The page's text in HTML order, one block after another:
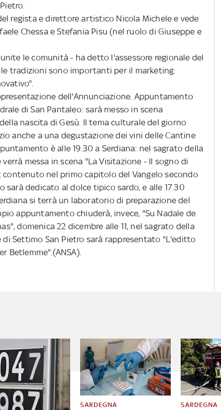
regista e direttore artistico Nicola Michele e vede
Chessa e Stefania Pisu (nel ruolo di Giuseppe e
le comunità - ha detto l'assessore regionale del
le tradizioni sono importanti per il marketing.
dell'Annunciazione. Appuntamento
di San Pantaleo: sarà messo in scena
nascita di Gesù. Il tema culturale del giorno
anche a una degustazione dei vini delle Cantine
è alle 19.30 a Serdiana: nel sagrato della
messa in scena "La Visitazione - Il sogno di
nel primo capitolo del Vangelo secondo
sarà dedicato al dolce tipico sardo, e alle 17.30
si terrà un laboratorio di preparazione del
appuntamento chiuderà, invece, "Su Nadale de
domenica 22 dicembre alle 11, nel sagrato della
di Settimo San Pietro sarà rappresentato "L'editto
Betlemme".(ANSA).
SARDEGNA SARDEGNA